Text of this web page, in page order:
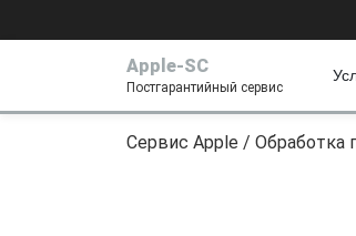
Apple-SC
Постгарантийный сервис
Сервис Apple / Обработка